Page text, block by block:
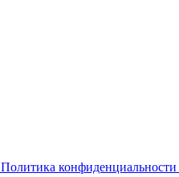
Политика конфиденциальности